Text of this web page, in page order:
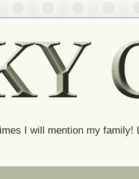
I will mention my